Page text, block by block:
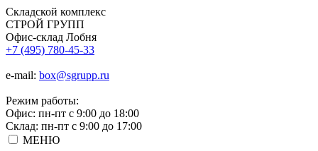
Складской комплекс
СТРОЙ ГРУПП
Офис-склад Лобня
+7 (495) 780-45-33
e-mail: box@sgrupp.ru
Режим работы:
Офис: пн-пт с 9:00 до 18:00
Склад: пн-пт с 9:00 до 17:00
МЕНЮ